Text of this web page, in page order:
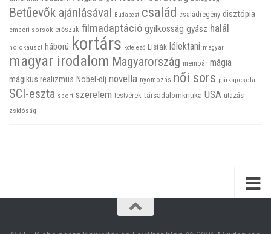
Betűevők ajánlásával Budapest család családregény disztópia
emberi sorsok erőszak filmadaptáció gyilkosság gyász halál
holokauszt háború kortárs kötelező Listák lélektani magyar
magyar irodalom Magyarország memoár mágia
mágikus realizmus Nobel-díj novella nyomozás női sors párkapcsolat
SCI-eszta sport szerelem testvérek társadalomkritika USA utazás
zsidóság